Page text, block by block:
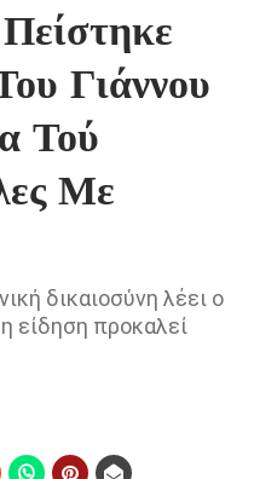
Γιάννου
Τού
Με
δικαιοσύνη λέει ο
είδηση προκαλεί